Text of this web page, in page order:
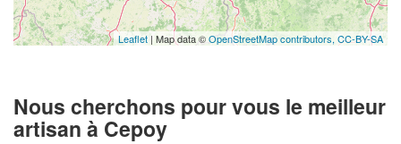
Leaflet | Map data ©OpenStreetMap contributors, CC-BY-SA
Nous cherchons pour vous le meilleur
artisan à Cepoy